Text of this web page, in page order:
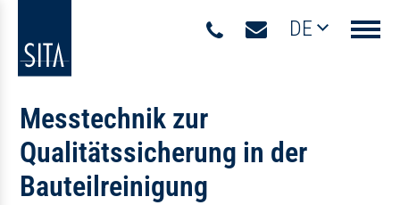
DE
Messtechnik zur
Qualitätssicherung in der
Bauteilreinigung